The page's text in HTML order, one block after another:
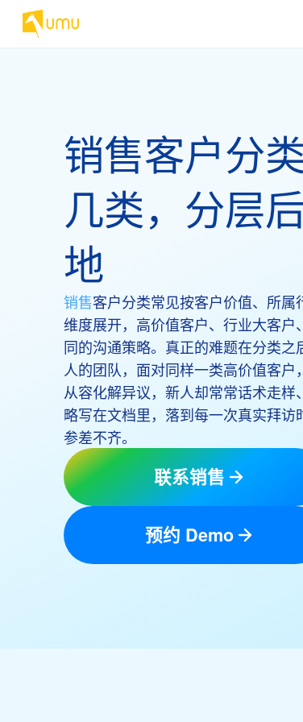
销售客户分
几类，分层
地
销售客户分类常见按客户价值、所属
维度展开，高价值客户、行业大客户
同的沟通策略。真正的难题在分类之
人的团队，面对同样一类高价值客户
从容化解异议，新人却常常话术走样
略写在文档里，落到每一次真实拜访
参差不齐。
联系销售
预约 Demo